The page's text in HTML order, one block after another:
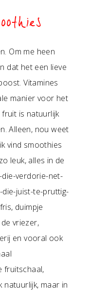
Om me heen
dat het een lieve
Vitamines
manier voor het
is natuurlijk
Alleen, nou weet
vind smoothies
leuk, alles in de
verdorie-net-
die-juist-te-pruttig-
duimpje
vriezer,
en vooral ook
fruitschaal,
natuurlijk, maar in